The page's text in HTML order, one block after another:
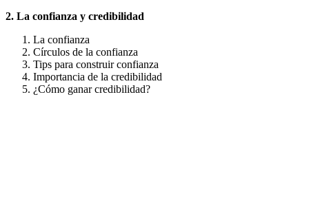
2. La confianza y credibilidad
La confianza
Círculos de la confianza
Tips para construir confianza
Importancia de la credibilidad
¿Cómo ganar credibilidad?